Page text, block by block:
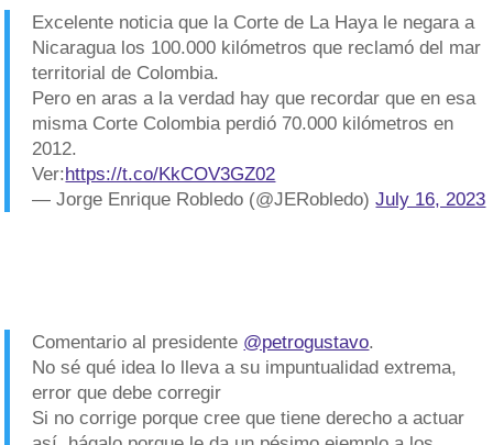
Excelente noticia que la Corte de La Haya le negara a
Nicaragua los 100.000 kilómetros que reclamó del mar
territorial de Colombia.
Pero en aras a la verdad hay que recordar que en esa
misma Corte Colombia perdió 70.000 kilómetros en
2012.
Ver:https://t.co/KkCOV3GZ02
— Jorge Enrique Robledo (@JERobledo)July 16, 2023
Comentario al presidente @petrogustavo.
No sé qué idea lo lleva a su impuntualidad extrema,
error que debe corregir
Si no corrige porque cree que tiene derecho a actuar